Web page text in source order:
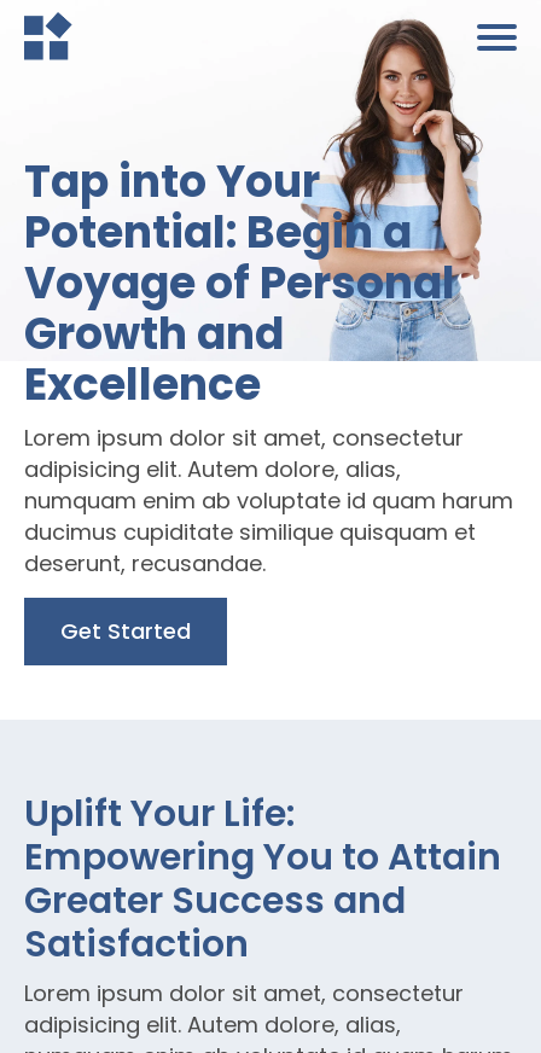
Tap into Your
Potential: Begin a
Voyage of Personal
Growth and
Excellence
Lorem ipsum dolor sit amet, consectetur
adipisicing elit. Autem dolore, alias,
numquam enim ab voluptate id quam harum
ducimus cupiditate similique quisquam et
deserunt, recusandae.
Get Started
Uplift Your Life:
Empowering You to Attain
Greater Success and
Satisfaction
Lorem ipsum dolor sit amet, consectetur
adipisicing elit. Autem dolore, alias,